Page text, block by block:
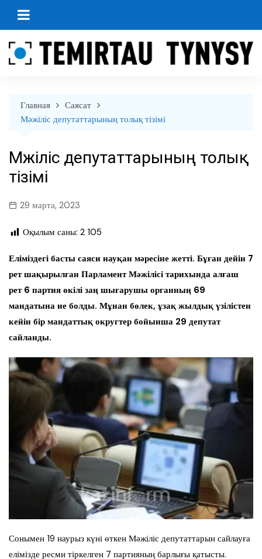
перейти
Главная
Саясат
Мәжіліс депутаттарының толық тізімі
Мәжіліс депутаттарының толық
тізімі
29 марта, 2023
Оқылым саны: 2 105
Еліміздегі басты саяси науқан мәресіне жетті. Бұған дейін 7
рет шақырылған Парламент Мәжілісі тарихында алғаш
рет 6 партия өкілі заң шығарушы органның 69
мандатына ие болды. Мұнан бөлек, ұзақ жылдық үзілістен
кейін бір мандаттық округтер бойынша 29 депутат
сайланды.
Сонымен 19 наурыз күні өткен Мәжіліс депутаттарын сайлауға
елімізде ресми тіркелген 7 партияның барлығы қатысты.